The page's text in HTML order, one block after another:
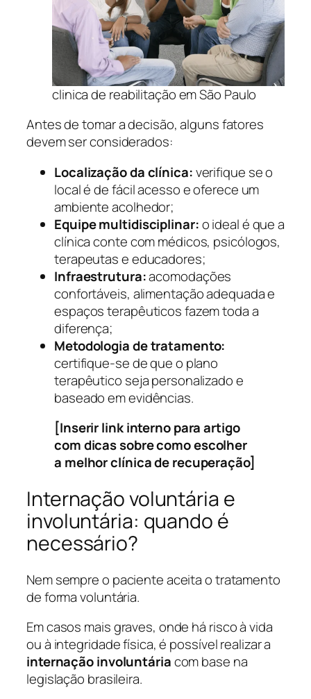
clinica de reabilitação em São Paulo
Antes de tomar a decisão, alguns fatores
devem ser considerados:
Localização da clínica:verifique se o
local é de fácil acesso e oferece um
ambiente acolhedor;
Equipe multidisciplinar:o ideal é que a
clínica conte com médicos, psicólogos,
terapeutas e educadores;
Infraestrutura:acomodações
confortáveis, alimentação adequada e
espaços terapêuticos fazem toda a
diferença;
Metodologia de tratamento:
certifique-se de que o plano
terapêutico seja personalizado e
baseado em evidências.
[Inserir link interno para artigo
com dicas sobre como escolher
a melhor clínica de recuperação]
Internação voluntária e
involuntária: quando é
necessário?
Nem sempre o paciente aceita o tratamento
de forma voluntária.
Em casos mais graves, onde há risco à vida
ou à integridade física, é possível realizar a
internação involuntáriacom base na
legislação brasileira.